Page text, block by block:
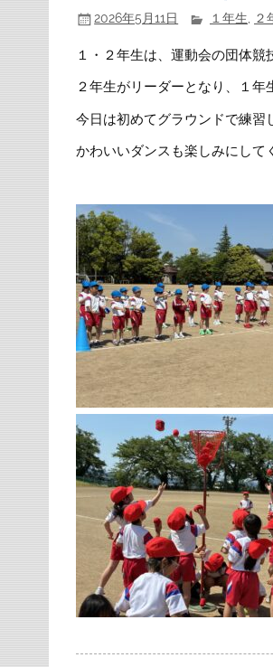
2026年5月11日 １年生 ２
１・２年生は、運動会の団体競
２年生がリーダーとなり、１年
今日は初めてグラウンドで練習
かわいいダンスも楽しみにして